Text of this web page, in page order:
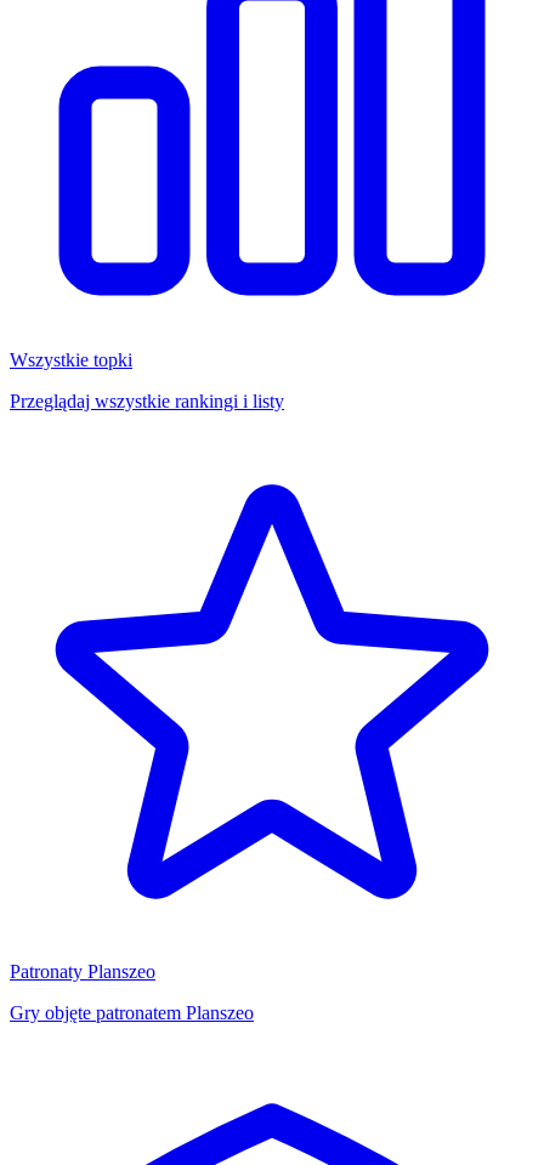
Wszystkie topki
Przeglądaj wszystkie rankingi i listy
Patronaty Planszeo
Gry objęte patronatem Planszeo